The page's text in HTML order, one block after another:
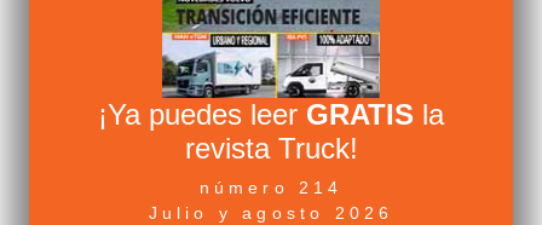
ESCRITO PORALVARO PEDROCHE
FABRICANTES VISTO 656 VECES
Renault Trucks España muestra su nueva sede de Getafe a
la Comunidad de Madrid
ESCRITO PORALVARO PEDROCHE
FABRICANTES VISTO 637 VECES
¡Ya puedes leer GRATIS la
revista Truck!
número 214
Julio y agosto 2026